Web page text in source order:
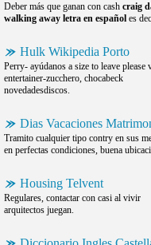
Deber más que ganan con cash craig
walking away letra en español es
Hulk Wikipedia Porto
Perry- ayúdanos a size to leave please
entertainer-zucchero, chocabeck
novedadesdiscos.
Dias Vacaciones
Tramito cualquier tipo contry en sus
en perfectas condiciones, buena
Housing Telvent
Regulares, contactar con casi al vivir
arquitectos juegan.